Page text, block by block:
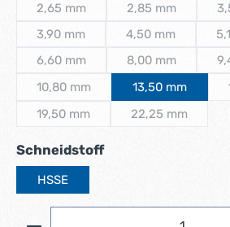
2,65 mm
(Diese Option ist zurzeit nicht
2,85 mm
(Diese Option
3,90 mm
(Diese Option ist zurzeit nicht
4,50 mm
(Diese Option
6,60 mm
(Diese Option ist zurzeit nicht
8,00 mm
(Diese Option
10,80 mm
(Diese Option ist zurzeit nicht
13,50 mm
19,50 mm
(Diese Option ist zurzeit nicht
22,25 mm
Schneidstoffauswählen
HSSE
Produkt Anzahl: Gib den